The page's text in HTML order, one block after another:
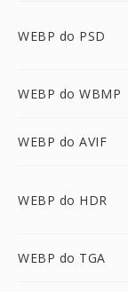
WEBP do PSD
WEBP do WBMP
WEBP do AVIF
WEBP do HDR
WEBP do TGA